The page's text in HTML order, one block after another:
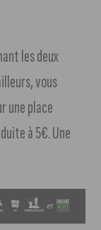
les deux
vous
une place
à 5€. Une